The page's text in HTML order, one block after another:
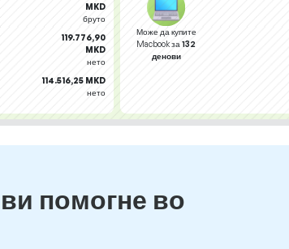
MKD
бруто
119.776,90
MKD
нето
114.516,25 MKD
нето
Може да купите
Macbook за 132
денови
помогне во